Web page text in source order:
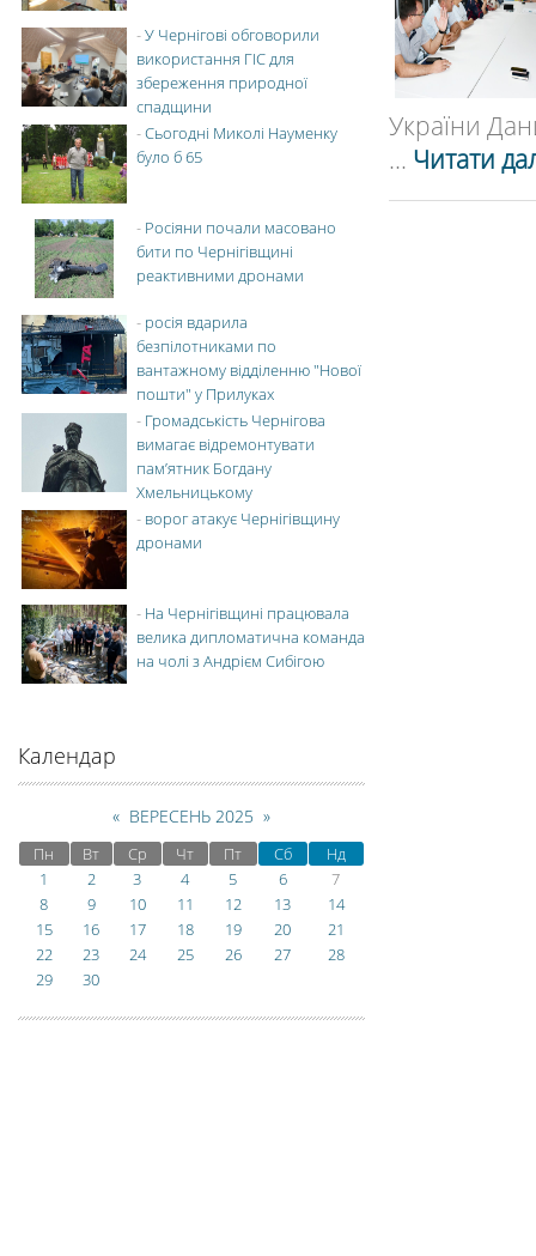
України
... Читати
-У Чернігові обговорили
використання ГІС для
збереження природної
спадщини
-Сьогодні Миколі Науменку
було б 65
- Росіяни почали масовано
бити по Чернігівщині
реактивними дронами
- росія вдарила
безпілотниками по
вантажному відділенню "Нової
пошти" у Прилуках
- Громадськість Чернігова
вимагає відремонтувати
пам’ятник Богдану
Хмельницькому
- ворог атакує Чернігівщину
дронами
- На Чернігівщині працювала
велика дипломатична команда
на чолі з Андрієм Сибігою
Календар
« ВЕРЕСЕНЬ 2025 »
Пн Вт Ср Чт Пт Сб
Нд
1
2 3 4 5 6
7
8
9 10 11 12 13
14
15
16 17 18 19 20
21
22
23 24 25 26 27
28
29
30